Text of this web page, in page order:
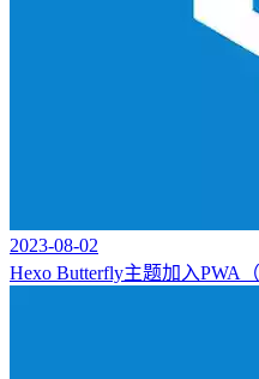
2023-08-02
Hexo Butterfly主题加入PWA（